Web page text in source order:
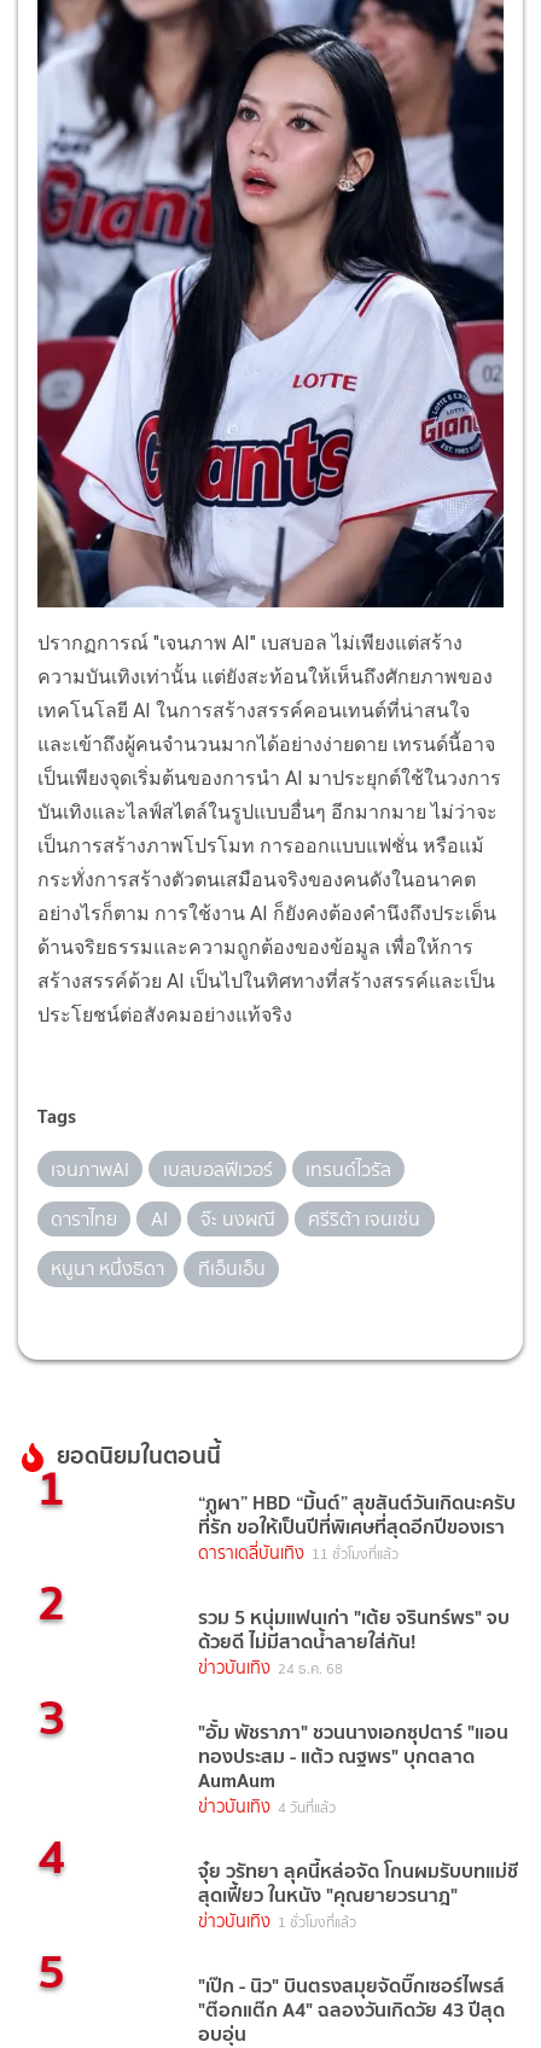
ปรากฏการณ์ "เจนภาพ AI" เบสบอล ไม่เพียงแต่สร้าง
ความบันเทิงเท่านั้น แต่ยังสะท้อนให้เห็นถึงศักยภาพของ
เทคโนโลยี AI ในการสร้างสรรค์คอนเทนต์ที่น่าสนใจ
และเข้าถึงผู้คนจำนวนมากได้อย่างง่ายดาย เทรนด์นี้อาจ
เป็นเพียงจุดเริ่มต้นของการนำ AI มาประยุกต์ใช้ในวงการ
บันเทิงและไลฟ์สไตล์ในรูปแบบอื่นๆ อีกมากมาย ไม่ว่าจะ
เป็นการสร้างภาพโปรโมท การออกแบบแฟชั่น หรือแม้
กระทั่งการสร้างตัวตนเสมือนจริงของคนดังในอนาคต
อย่างไรก็ตาม การใช้งาน AI ก็ยังคงต้องคำนึงถึงประเด็น
ด้านจริยธรรมและความถูกต้องของข้อมูล เพื่อให้การ
สร้างสรรค์ด้วย AI เป็นไปในทิศทางที่สร้างสรรค์และเป็น
ประโยชน์ต่อสังคมอย่างแท้จริง
Tags
เจนภาพAI เบสบอลฟีเวอร์
เทรนด์ไวรัล
ดาราไทย
AI จ๊ะ นงผณี
ศรีริต้า เจนเซ่น
หนูนา หนึ่งธิดา
ทีเอ็นเอ็น
ยอดนิยมในตอนนี้
1 “ภูผา” HBD “มิ้นต์” สุขสันต์วันเกิดนะครับ
ที่รัก ขอให้เป็นปีที่พิเศษที่สุดอีกปีของเรา
ดาราเดลี่บันเทิง 11 ชั่วโมงที่แล้ว
2 รวม 5 หนุ่มแฟนเก่า "เต้ย จรินทร์พร" จบ
ด้วยดี ไม่มีสาดน้ำลายใส่กัน!
ข่าวบันเทิง 24 ธ.ค. 68
3 "อั้ม พัชราภา" ชวนนางเอกซุปตาร์ "แอน
ทองประสม - แต้ว ณฐพร" บุกตลาด
AumAum
ข่าวบันเทิง 4 วันที่แล้ว
4 จุ๋ย วรัทยา ลุคนี้หล่อจัด โกนผมรับบทแม่ชี
สุดเฟี้ยว ในหนัง "คุณยายวรนาฎ"
ข่าวบันเทิง 1 ชั่วโมงที่แล้ว
5 "เป๊ก - นิว" บินตรงสมุยจัดบิ๊กเซอร์ไพรส์
"ต๊อกแต๊ก A4" ฉลองวันเกิดวัย 43 ปีสุด
อบอุ่น